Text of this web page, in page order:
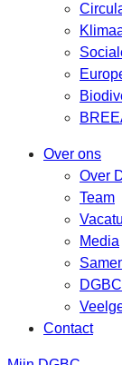
Over ons
Over
Team
Media
Contact